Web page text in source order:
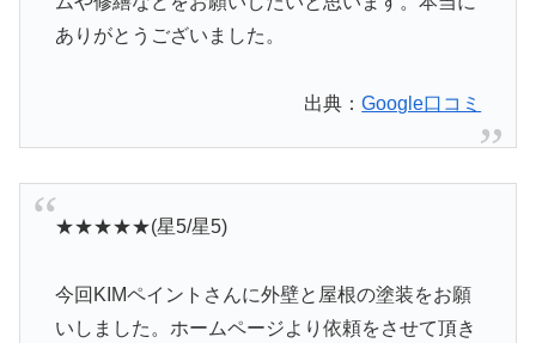
ありがとうございました。
出典：Google口コミ
★★★★★(星5/星5)
今回KIMペイントさんに外壁と屋根の塗装をお願
いしました。ホームページより依頼をさせて頂き